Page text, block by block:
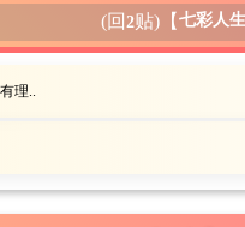
(回 2贴)【 七彩人生
理..